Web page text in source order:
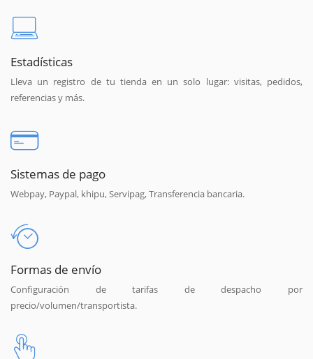
Estadísticas
Lleva un registro de tu tienda en un solo lugar: visitas, pedidos,
referencias y más.
Sistemas de pago
Webpay, Paypal, khipu, Servipag, Transferencia bancaria.
Formas de envío
Configuración de tarifas de despacho por
precio/volumen/transportista.